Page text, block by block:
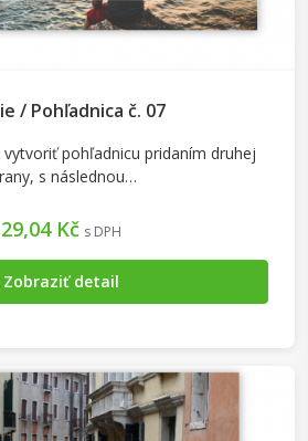
/ Pohľadnica č. 07
pohľadnicu pridaním druhej
s následnou…
29,04 Kč s DPH
Zobraziť detail